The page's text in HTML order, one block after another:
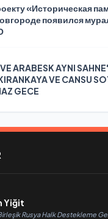
«Историческая
появился
ARABESK AYNI
VE CANSU
GECE
Yiğit
Rusya Halk Destekleme